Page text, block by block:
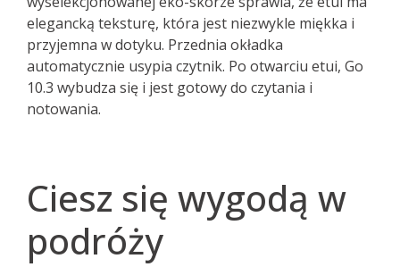
elegancką teksturę, która jest niezwykle miękka i
przyjemna w dotyku. Przednia okładka
automatycznie usypia czytnik. Po otwarciu etui, Go
10.3 wybudza się i jest gotowy do czytania i
notowania.
Ciesz się wygodą w
podróży